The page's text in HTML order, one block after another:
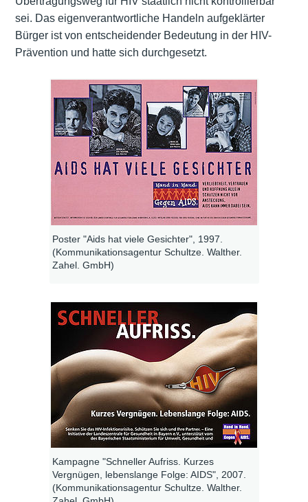
sei. Das eigenverantwortliche Handeln aufgeklärter
Bürger ist von entscheidender Bedeutung in der HIV-
Prävention und hatte sich durchgesetzt.
Poster "Aids hat viele Gesichter", 1997.
(Kommunikationsagentur Schultze. Walther.
Zahel. GmbH)
Kampagne "Schneller Aufriss. Kurzes
Vergnügen, lebenslange Folge: AIDS", 2007.
(Kommunikationsagentur Schultze. Walther.